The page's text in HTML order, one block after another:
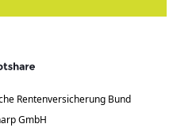
Rentenversicherung Bund
GmbH